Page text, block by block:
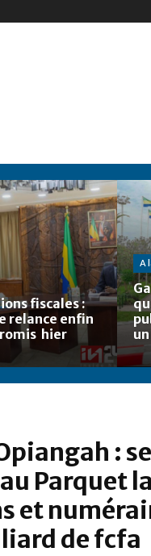
fiscales :
relance enfin
hier
A
:
Parquet
et
de fcfa